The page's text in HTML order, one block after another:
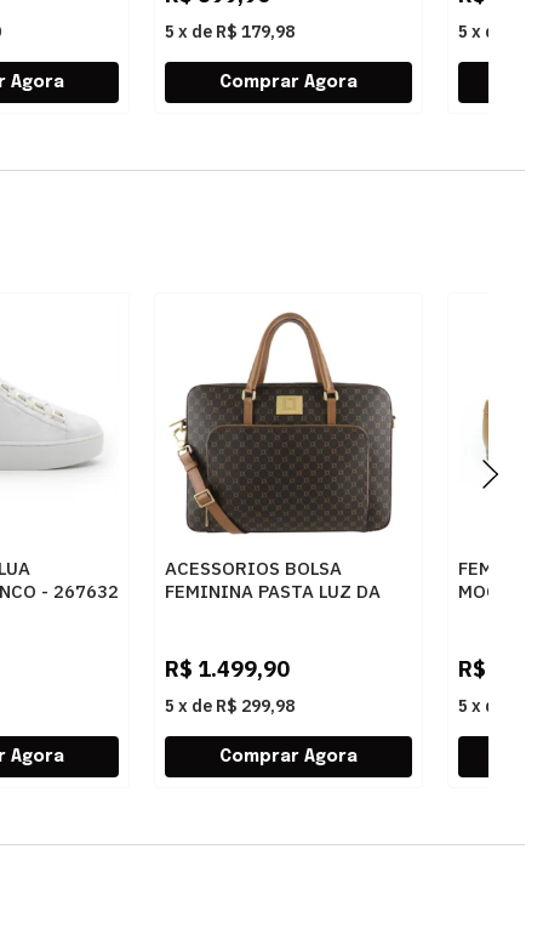
5 x de R$ 179,98 5 x de
- 267632
ACESSORIOS BOLSA
FEMININA PASTA LUZ DA
R$ 1.499,90
5 x de R$ 299,98
R$
5 x de